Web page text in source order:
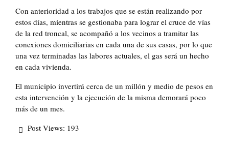
Con anterioridad a los trabajos que se están realizando por
estos días, mientras se gestionaba para lograr el cruce de vías
de la red troncal, se acompañó a los vecinos a tramitar las
conexiones domiciliarias en cada una de sus casas, por lo que
una vez terminadas las labores actuales, el gas será un hecho
en cada vivienda.
El municipio invertirá cerca de un millón y medio de pesos en
esta intervención y la ejecución de la misma demorará poco
más de un mes.
Post Views: 193